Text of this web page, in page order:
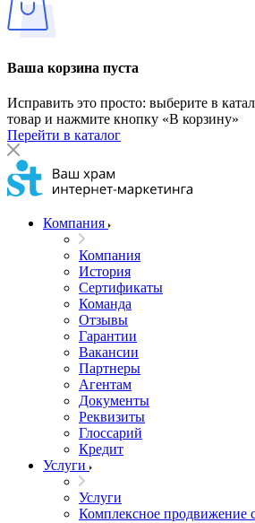
Ваша корзина пуста
Исправить это просто: выберите в
товар и нажмите кнопку «В корзину»
Перейти в каталог
Компания
Компания
История
Сертификаты
Команда
Отзывы
Гарантии
Вакансии
Партнеры
Агентам
Документы
Реквизиты
Глоссарий
Кредит
Услуги
Услуги
Комплексное продвижение